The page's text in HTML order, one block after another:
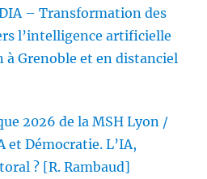
– Transformation des
l’intelligence artificielle
à Grenoble et en distanciel
2026 de la MSH Lyon /
Démocratie. L’IA,
? [R. Rambaud]